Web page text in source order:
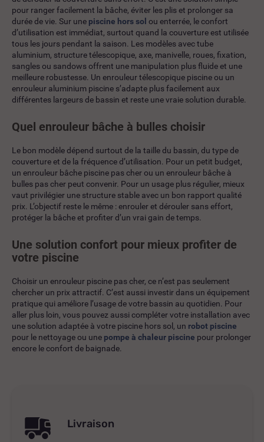
pour ranger facilement la bâche, éviter les plis et prolonger sa
durée de vie. Sur une piscine hors sol ou enterrée, le confort
d’utilisation est immédiat, surtout quand la couverture est utilisée
tous les jours pendant la saison. Les modèles avec tube
aluminium, structure télescopique, axe, manivelle, roues, fixation,
sangles ou sandows offrent une manipulation plus fluide et une
meilleure robustesse. Un enrouleur télescopique piscine ou un
enrouleur aluminium piscine s’adapte plus facilement aux
différentes largeurs de bassin et reste une vraie solution durable.
Quel enrouleur bâche à bulles choisir
Le bon modèle dépend surtout de la taille du bassin, du type de
couverture et de la fréquence d’utilisation. Pour un petit budget,
un enrouleur bâche piscine pas cher ou un enrouleur bâche à
bulles pas cher peut convenir. Pour un usage plus régulier, mieux
vaut privilégier une structure stable avec un bon rapport qualité
prix. L’objectif reste le même : enrouler et dérouler sans effort,
protéger la bâche et profiter d’un vrai gain de temps.
Une solution confort pour mieux profiter de
votre piscine
Choisir un enrouleur piscine pas cher, ce n’est pas seulement
chercher un prix attractif. C’est aussi investir dans un équipement
pratique qui améliore l’usage de votre bassin au quotidien. Pour
aller plus loin, vous pouvez aussi compléter votre installation avec
une solution adaptée à votre piscine hors sol, un robot piscine
pour le nettoyage ou une pompe à chaleur piscine pour prolonger
encore le confort de baignade.
Livraison